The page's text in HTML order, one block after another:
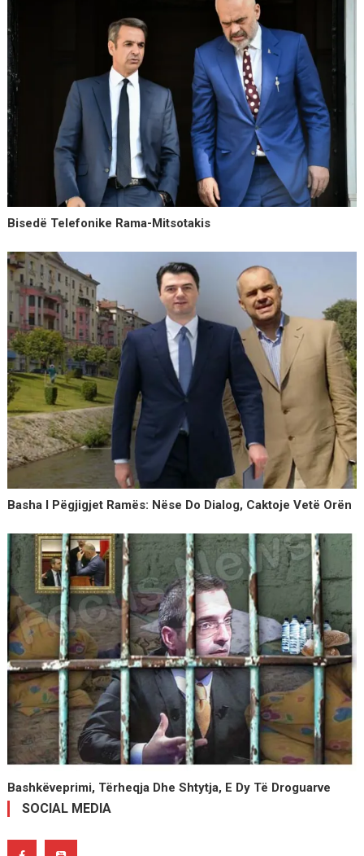
Bisedë Telefonike Rama-Mitsotakis
Basha I Pëgjigjet Ramës: Nëse Do Dialog, Caktoje Vetë Orën
Bashkëveprimi, Tërheqja Dhe Shtytja, E Dy Të Droguarve
SOCIAL MEDIA